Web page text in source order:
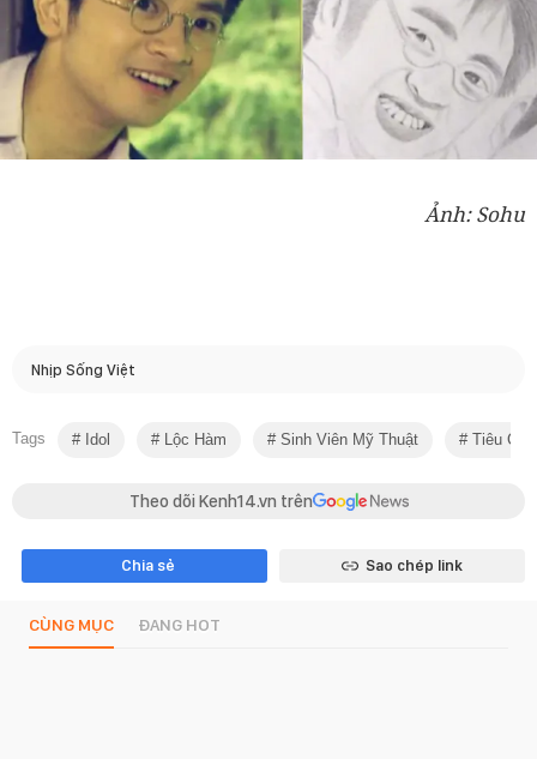
Ảnh: Sohu
Nhịp Sống Việt
Tags Idol Lộc Hàm Sinh Viên Mỹ Thuật Tiêu
Theo dõi Kenh14.vn trên
Chia sẻ Sao chép link
CÙNG MỤC ĐANG HOT